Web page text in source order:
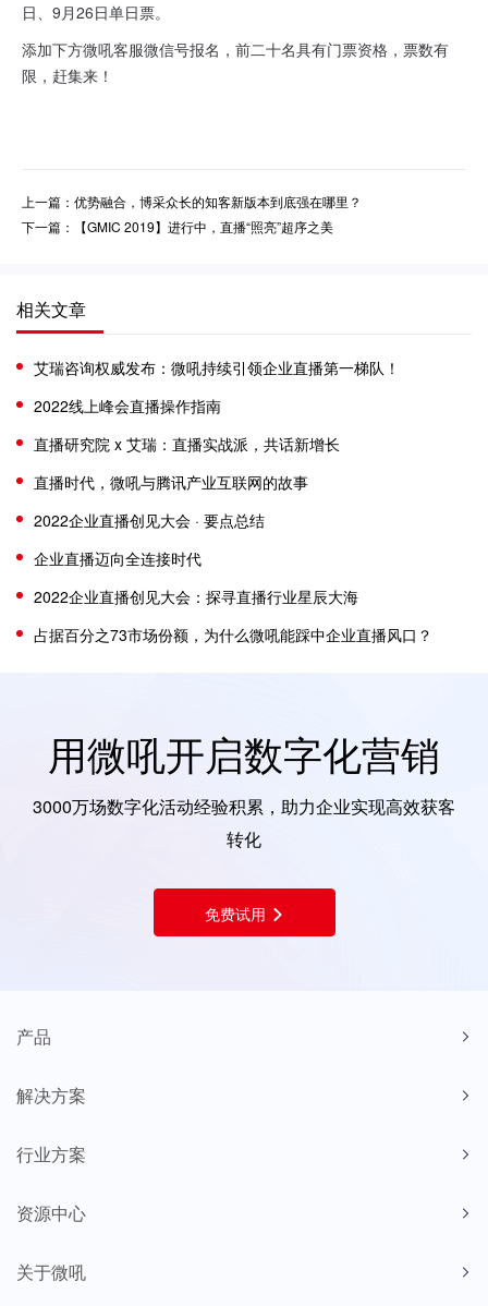
日、9月26日单日票。
添加下方微吼客服微信号报名，前二十名具有门票资格，票数有
限，赶集来！
上一篇：优势融合，博采众长的知客新版本到底强在哪里？
下一篇：【GMIC 2019】进行中，直播“照亮”超序之美
相关文章
艾瑞咨询权威发布：微吼持续引领企业直播第一梯队！
2022线上峰会直播操作指南
直播研究院 x 艾瑞：直播实战派，共话新增长
直播时代，微吼与腾讯产业互联网的故事
2022企业直播创见大会 · 要点总结
企业直播迈向全连接时代
2022企业直播创见大会：探寻直播行业星辰大海
占据百分之73市场份额，为什么微吼能踩中企业直播风口？
用微吼开启数字化营销
3000万场数字化活动经验积累，助力企业实现高效获客
转化
免费试用
产品
解决方案
行业方案
资源中心
关于微吼